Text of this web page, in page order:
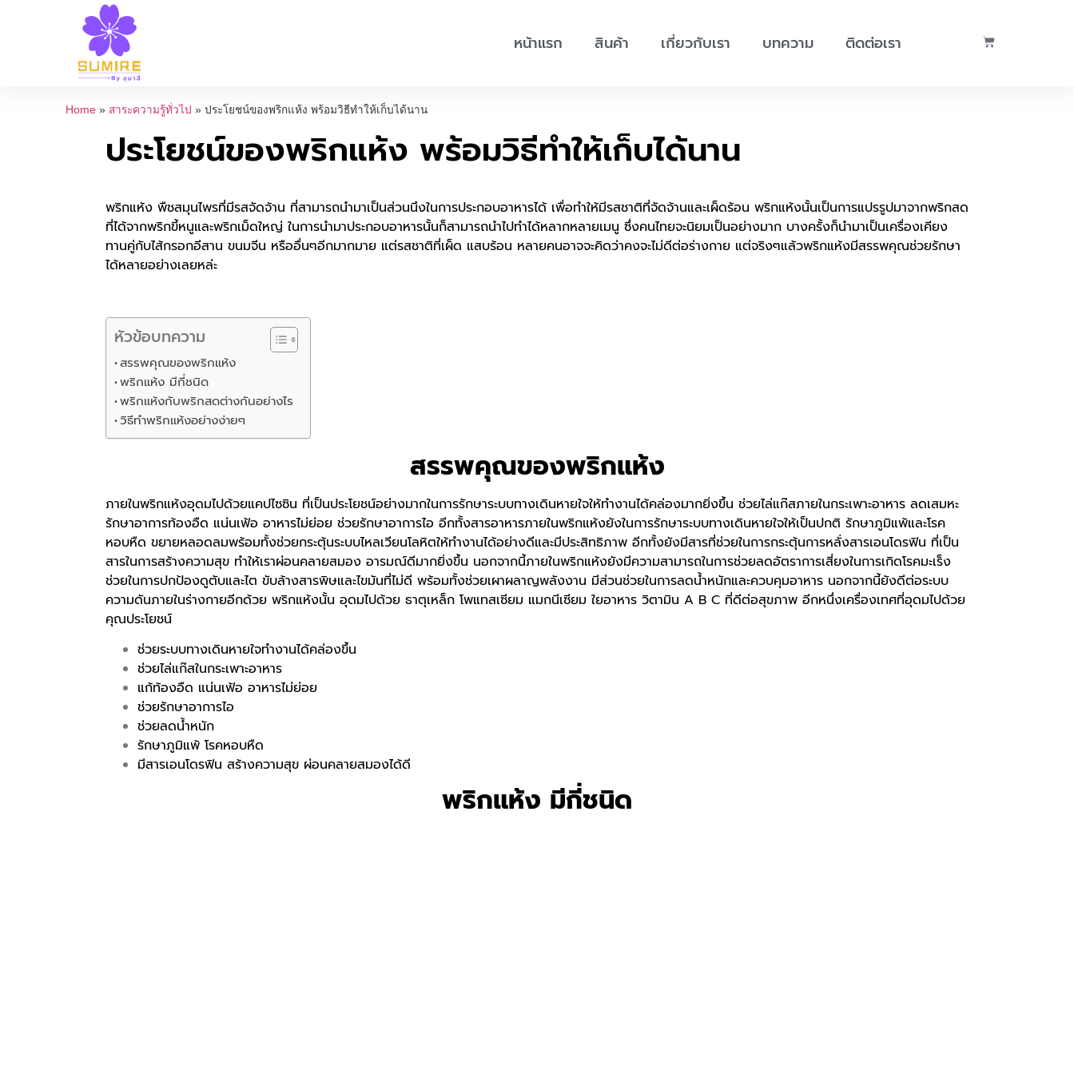
หน้าแรก สินค้า เกี่ยวกับเรา บทความ ติดต่อเรา
Home » สาระความรู้ทั่วไป » ประโยชน์ของพริกแห้ง พร้อมวิธีทำให้เก็บได้นาน
ประโยชน์ของพริกแห้ง พร้อมวิธีทำให้เก็บได้นาน
พริกแห้ง พืชสมุนไพรที่มีรสจัดจ้าน ที่สามารถนำมาเป็นส่วนนึงในการประกอบอาหารได้ เพื่อทำให้มีรสชาติที่จัดจ้านและเผ็ดร้อน พริกแห้งนั้นเป็นการแปรรูปมาจากพริกสด
ที่ได้จากพริกขี้หนูและพริกเม็ดใหญ่ ในการนำมาประกอบอาหารนั้นก็สามารถนำไปทำได้หลากหลายเมนู ซึ่งคนไทยจะนิยมเป็นอย่างมาก บางครั้งก็นำมาเป็นเครื่องเคียง
ทานคู่กับไส้กรอกอีสาน ขนมจีน หรืออื่นๆอีกมากมาย แต่รสชาติที่เผ็ด แสบร้อน หลายคนอาจจะคิดว่าคงจะไม่ดีต่อร่างกาย แต่จริงๆแล้วพริกแห้งมีสรรพคุณช่วยรักษา
ได้หลายอย่างเลยหล่ะ
หัวข้อบทความ
สรรพคุณของพริกแห้ง
พริกแห้ง มีกี่ชนิด
พริกแห้งกับพริกสดต่างกันอย่างไร
วิธีทำพริกแห้งอย่างง่ายๆ
สรรพคุณของพริกแห้ง
ภายในพริกแห้งอุดมไปด้วยแคปไซซิน ที่เป็นประโยชน์อย่างมากในการรักษาระบบทางเดินหายใจให้ทำงานได้คล่องมากยิ่งขึ้น ช่วยไล่แก๊สภายในกระเพาะอาหาร ลดเสมหะ
รักษาอาการท้องอืด แน่นเฟ้อ อาหารไม่ย่อย ช่วยรักษาอาการไอ อีกทั้งสารอาหารภายในพริกแห้งยังในการรักษาระบบทางเดินหายใจให้เป็นปกติ รักษาภูมิแพ้และโรค
หอบหืด ขยายหลอดลมพร้อมทั้งช่วยกระตุ้นระบบไหลเวียนโลหิตให้ทำงานได้อย่างดีและมีประสิทธิภาพ อีกทั้งยังมีสารที่ช่วยในการกระตุ้นการหลั่งสารเอนโดรฟิน ที่เป็น
สารในการสร้างความสุข ทำให้เราผ่อนคลายสมอง อารมณ์ดีมากยิ่งขึ้น นอกจากนี้ภายในพริกแห้งยังมีความสามารถในการช่วยลดอัตราการเสี่ยงในการเกิดโรคมะเร็ง
ช่วยในการปกป้องดูตับและไต ขับล้างสารพิษและไขมันที่ไม่ดี พร้อมทั้งช่วยเผาผลาญพลังงาน มีส่วนช่วยในการลดน้ำหนักและควบคุมอาหาร นอกจากนี้ยังดีต่อระบบ
ความดันภายในร่างกายอีกด้วย พริกแห้งนั้น อุดมไปด้วย ธาตุเหล็ก โพแทสเซียม แมกนีเซียม ใยอาหาร วิตามิน A B C ที่ดีต่อสุขภาพ อีกหนึ่งเครื่องเทศที่อุดมไปด้วย
คุณประโยชน์
ช่วยระบบทางเดินหายใจทำงานได้คล่องขึ้น
ช่วยไล่แก๊สในกระเพาะอาหาร
แก้ท้องอืด แน่นเฟ้อ อาหารไม่ย่อย
ช่วยรักษาอาการไอ
ช่วยลดน้ำหนัก
รักษาภูมิแพ้ โรคหอบหืด
มีสารเอนโดรฟิน สร้างความสุข ผ่อนคลายสมองได้ดี
พริกแห้ง มีกี่ชนิด